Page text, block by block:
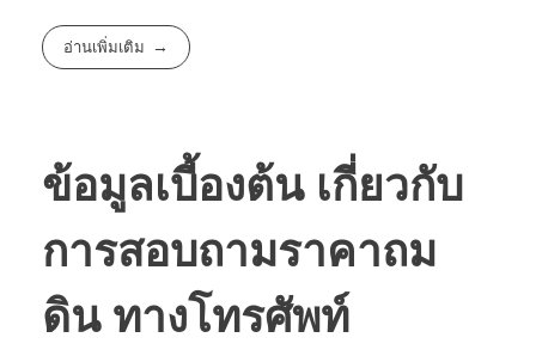
อ่านเพิ่มเติม
ข้อมูลเบี้องต้น เกี่ยวกับ
การสอบถามราคาถม
ดิน ทางโทรศัพท์